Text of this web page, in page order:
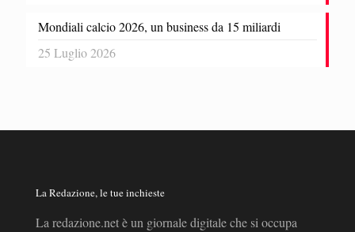
Mondiali calcio 2026, un business da 15 miliardi
25 Luglio 2026
La Redazione, le tue inchieste
La redazione.net è un giornale digitale che si occupa